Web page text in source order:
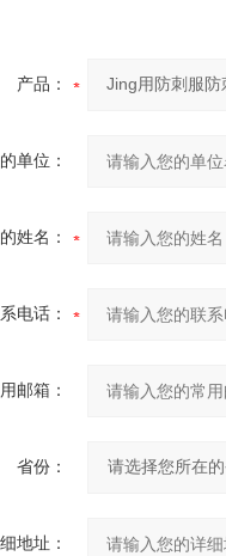
产品：
单位：
姓名：
电话：
邮箱：
省份：
地址：